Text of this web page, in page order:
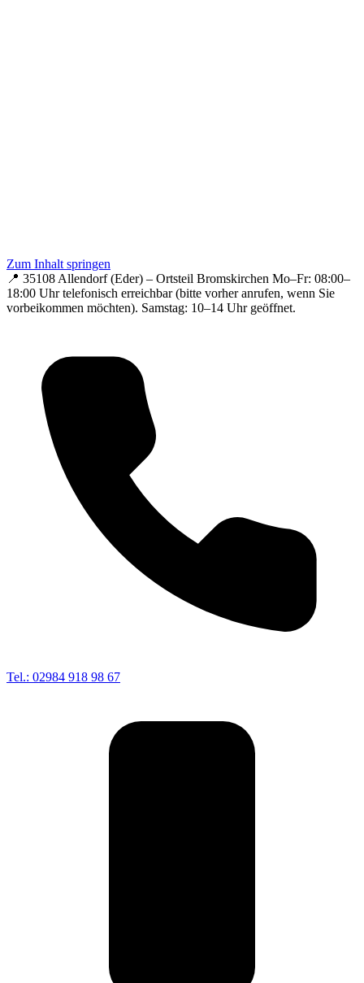
Zum Inhalt springen
📍 35108 Allendorf (Eder) – Ortsteil Bromskirchen Mo–Fr: 08:00–
18:00 Uhr telefonisch erreichbar (bitte vorher anrufen, wenn Sie
vorbeikommen möchten). Samstag: 10–14 Uhr geöffnet.
Tel.: 02984 918 98 67